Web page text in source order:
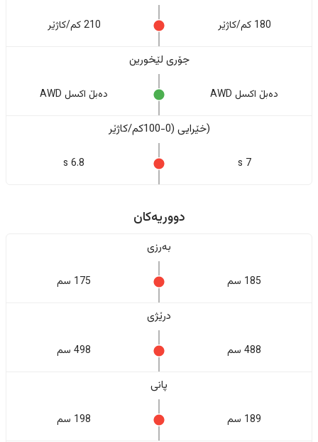
180 کم/کاژێر 210 کم/کاژێر
جۆری لێخورین
دەبڵ اکسل AWD دەبڵ اکسل AWD
(خێرایی (0-100کم/کاژێر
7 s
6.8 s
دووریەکان
بەرزی
185 سم 175 سم
درێژی
488 سم 498 سم
پانی
189 سم 198 سم